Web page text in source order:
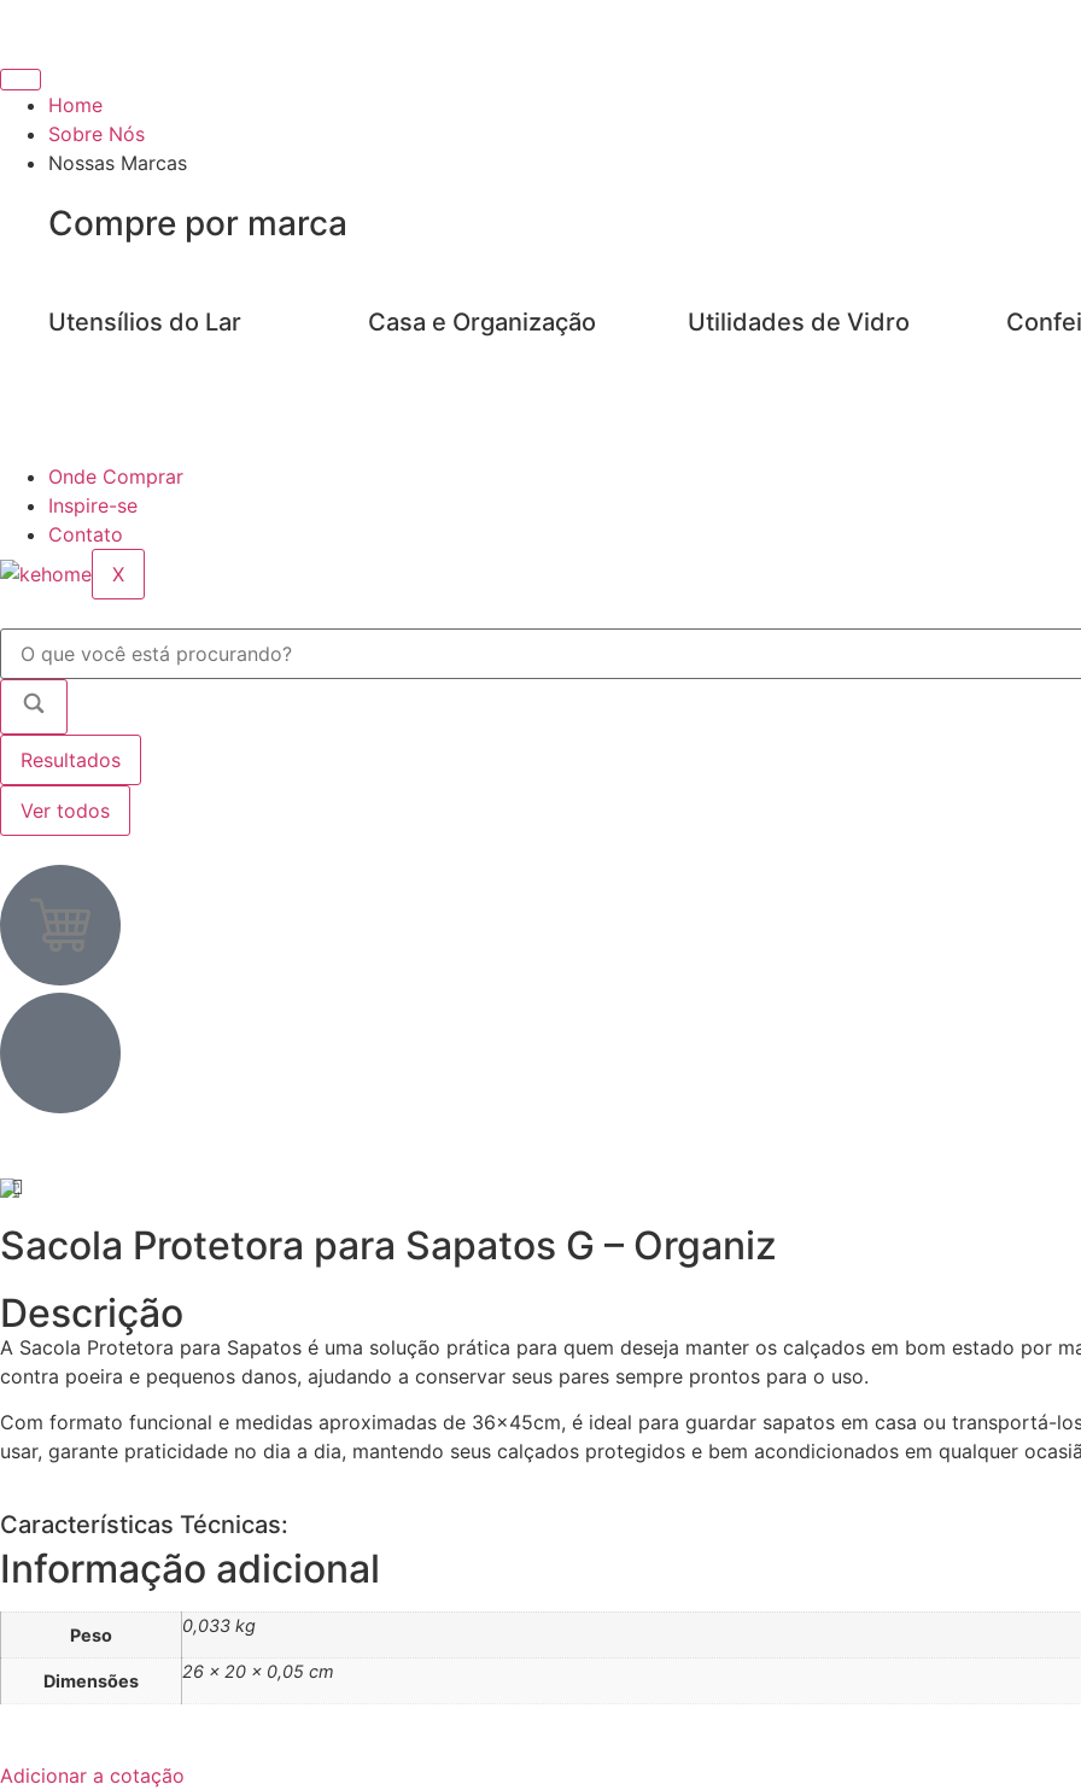
Home
Sobre Nós
Nossas Marcas
Compre por marca
Utensílios do Lar Casa e Organização Utilidades de Vidro
Onde Comprar
Inspire-se
Contato
X
Resultados
Ver todos
Sacola Protetora para Sapatos G – Organiz
Descrição
A Sacola Protetora para Sapatos é uma solução prática para quem deseja manter os calçados em bom estado por
contra poeira e pequenos danos, ajudando a conservar seus pares sempre prontos para o uso.
Com formato funcional e medidas aproximadas de 36x45cm, é ideal para guardar sapatos em casa ou transportá-
usar, garante praticidade no dia a dia, mantendo seus calçados protegidos e bem acondicionados em qualquer
Características Técnicas:
Informação adicional
Peso 0,033 kg
Dimensões 26 × 20 × 0,05 cm
Adicionar a cotação